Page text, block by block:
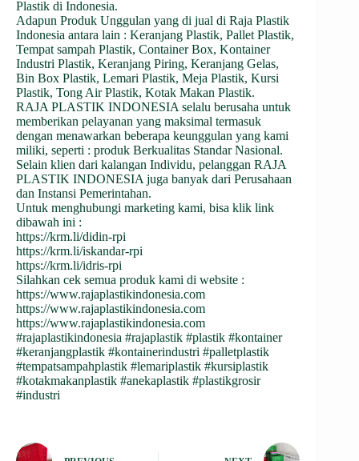
Plastik di Indonesia.
Adapun Produk Unggulan yang di jual di Raja Plastik
Indonesia antara lain : Keranjang Plastik, Pallet Plastik,
Tempat sampah Plastik, Container Box, Kontainer
Industri Plastik, Keranjang Piring, Keranjang Gelas,
Bin Box Plastik, Lemari Plastik, Meja Plastik, Kursi
Plastik, Tong Air Plastik, Kotak Makan Plastik.
RAJA PLASTIK INDONESIA selalu berusaha untuk
memberikan pelayanan yang maksimal termasuk
dengan menawarkan beberapa keunggulan yang kami
miliki, seperti : produk Berkualitas Standar Nasional.
Selain klien dari kalangan Individu, pelanggan RAJA
PLASTIK INDONESIA juga banyak dari Perusahaan
dan Instansi Pemerintahan.
Untuk menghubungi marketing kami, bisa klik link
dibawah ini :
https://krm.li/didin-rpi
https://krm.li/iskandar-rpi
https://krm.li/idris-rpi
Silahkan cek semua produk kami di website :
https://www.rajaplastikindonesia.com
https://www.rajaplastikindonesia.com
https://www.rajaplastikindonesia.com
#rajaplastikindonesia #rajaplastik #plastik #kontainer
#keranjangplastik #kontainerindustri #palletplastik
#tempatsampahplastik #lemariplastik #kursiplastik
#kotakmakanplastik #anekaplastik #plastikgrosir
#industri